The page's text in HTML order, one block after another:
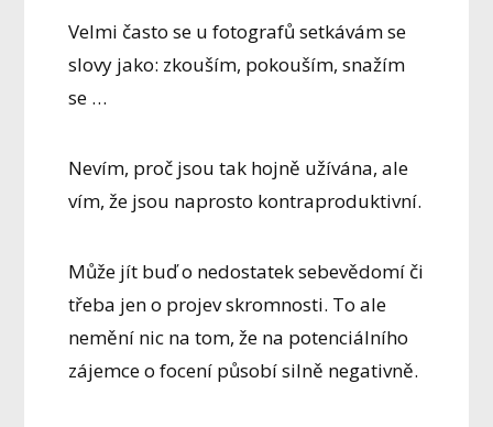
Velmi často se u fotografů setkávám se
slovy jako: zkouším, pokouším, snažím
se …
Nevím, proč jsou tak hojně užívána, ale
vím, že jsou naprosto kontraproduktivní.
Může jít buď o nedostatek sebevědomí či
třeba jen o projev skromnosti. To ale
nemění nic na tom, že na potenciálního
zájemce o focení působí silně negativně.